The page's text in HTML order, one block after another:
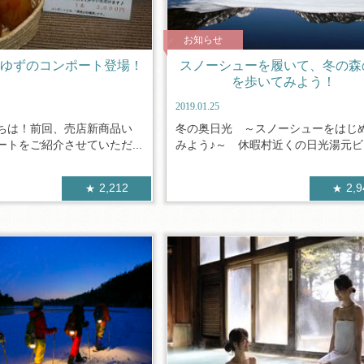
ずのコンポート登場！
は！前回、売店新商品い
トをご紹介させていただ...
2,212
お知らせ
スノーシューを履いて、冬の
を歩いてみよう！
2019.01.25
冬の奥日光 ～スノーシューをはじ
みよう♪～ 休暇村近くの日光湯元